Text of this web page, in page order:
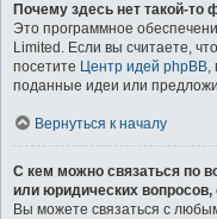
Почему здесь нет такой-то
Это программное
Limited. Если вы считаете,
посетите Центр идей phpBB,
поданные идеи или
Вернуться к началу
С кем можно связаться по
или юридических
Вы можете связаться с